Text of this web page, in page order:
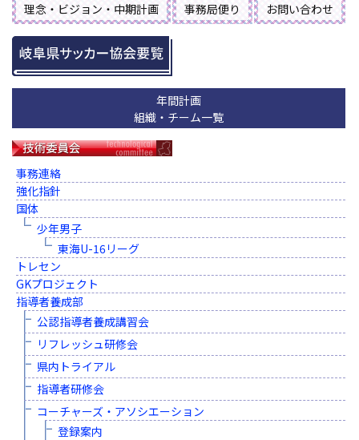
理念・ビジョン・中期計画 事務局便り お問い合わせ
年間計画
組織・チーム一覧
事務連絡
強化指針
国体
少年男子
東海U-16リーグ
トレセン
GKプロジェクト
指導者養成部
公認指導者養成講習会
リフレッシュ研修会
県内トライアル
指導者研修会
コーチャーズ・アソシエーション
登録案内